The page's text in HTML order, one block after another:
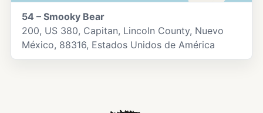
54 – Smooky Bear
200, US 380, Capitan, Lincoln County, Nuevo
México, 88316, Estados Unidos de América